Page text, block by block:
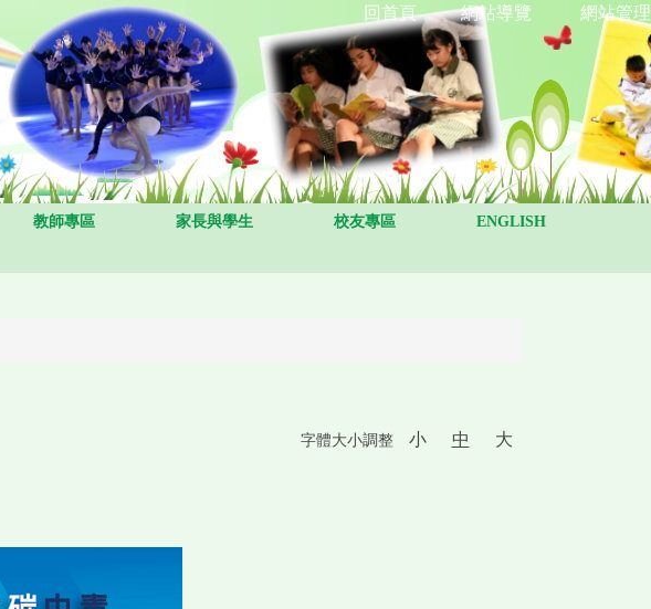
回首頁 網站導覽 網站管理
教師專區 家長與學生 校友專區 ENGLISH
字體大小調整 小 中
大